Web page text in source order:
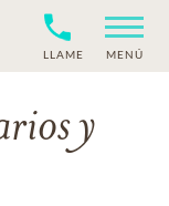
LLAME MENÚ
y